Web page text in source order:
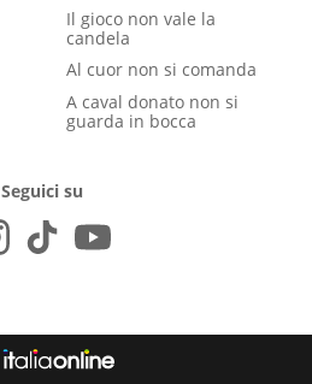
Il gioco non vale la
candela
Al cuor non si comanda
A caval donato non si
guarda in bocca
Seguici su